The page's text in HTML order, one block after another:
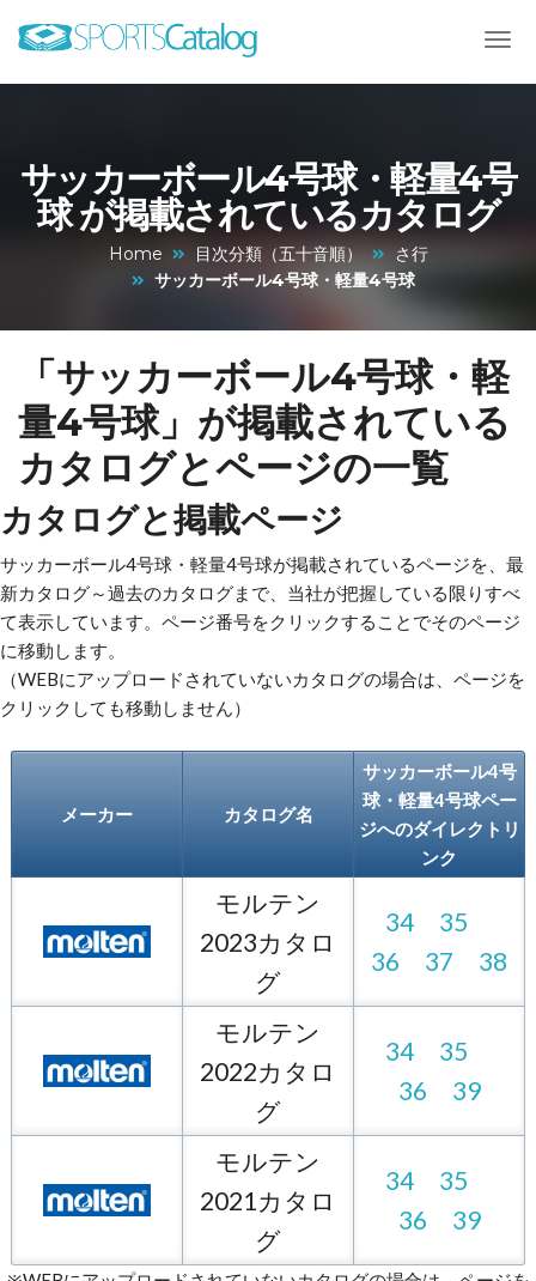
サッカーボール4号球・軽量4号
球 が掲載されているカタログ
Home 目次分類（五十音順）
さ行
サッカーボール4号球・軽量4号球
「サッカーボール4号球・軽
量4号球」が掲載されている
カタログとページの一覧
カタログと掲載ページ
サッカーボール4号球・軽量4号球が掲載されているページを、最
新カタログ～過去のカタログまで、当社が把握している限りすべ
て表示しています。ページ番号をクリックすることでそのページ
に移動します。
（WEBにアップロードされていないカタログの場合は、ページを
クリックしても移動しません）
メーカー カタログ名
サッカーボール4号
球・軽量4号球ペー
ジへのダイレクトリ
ンク
モルテン
2023カタロ
グ
34
35
36
37 38
モルテン
2022カタロ
グ
34
35
36
39
モルテン
2021カタロ
グ
34
35
36
39